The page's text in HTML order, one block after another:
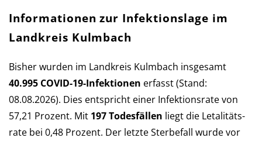
Informationen zur Infektionslage im
Landkreis Kulmbach
Bisher wurden im Landkreis Kulmbach ins­ge­samt
40.995 COVID-19-Infek­tio­nen er­fasst (Stand:
08.08.2026). Dies ent­spricht einer Infek­tions­rate von
57,21 Pro­zent. Mit 197 Todes­fällen liegt die Let­a­li­täts­
rate bei 0,48 Pro­zent. Der letzte Sterbe­fall wurde vor